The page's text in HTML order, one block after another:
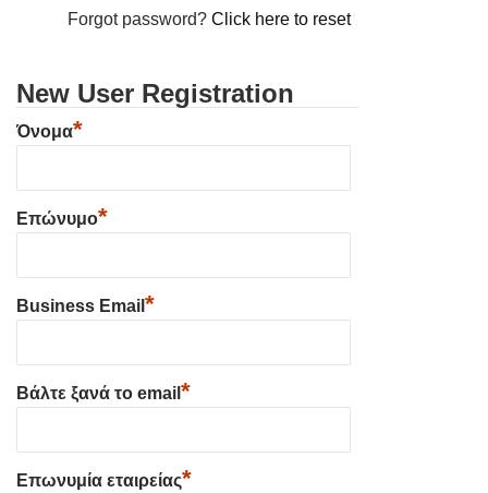
Forgot password?Click here to reset
New User Registration
Όνομα*
Επώνυμο*
Business Email *
Βάλτε ξανά το email *
Επωνυμία εταιρείας*